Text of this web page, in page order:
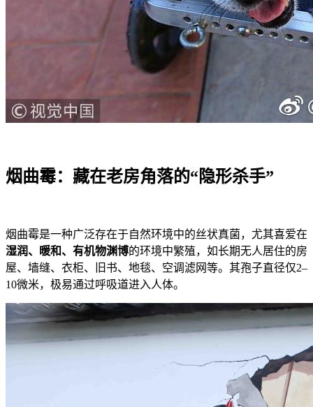
烟曲霉：藏在老房角落的“隐形杀手”
烟曲霉是一种广泛存在于自然环境中的丝状真菌，尤其喜爱在
湿润、暖和、有机物渊博的环境中繁殖，如长期无人居住的房
屋、墙缝、衣柜、旧书、地毯、空调滤网等。其孢子直径仅2–
10微米，极易通过呼吸道进入人体。